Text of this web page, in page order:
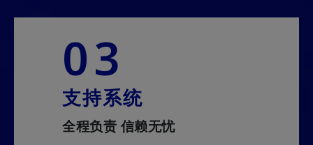
03
支持系统
全程负责 信赖无忧